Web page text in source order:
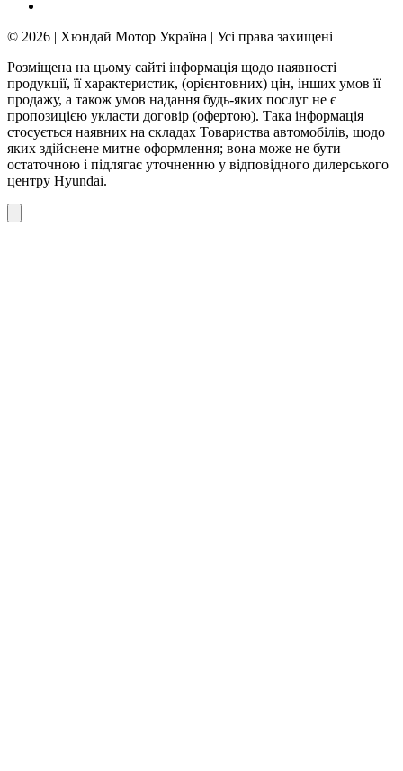
© 2026 | Хюндай Мотор Україна | Усі права захищені
Розміщена на цьому сайті інформація щодо наявності
продукції, її характеристик, (орієнтовних) цін, інших умов її
продажу, а також умов надання будь-яких послуг не є
пропозицією укласти договір (офертою). Така інформація
стосується наявних на складах Товариства автомобілів, щодо
яких здійснене митне оформлення; вона може не бути
остаточною і підлягає уточненню у відповідного дилерського
центру Hyundai.